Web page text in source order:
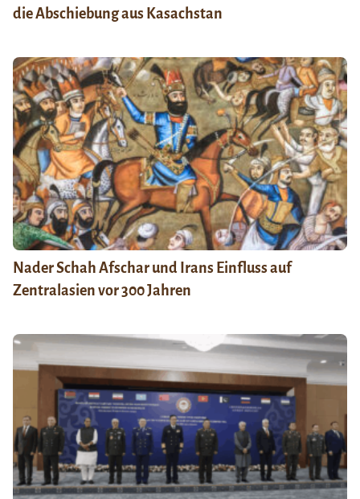
die Abschiebung aus Kasachstan
Nader Schah Afschar und Irans Einfluss auf
Zentralasien vor 300 Jahren